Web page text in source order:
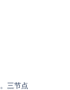
三节点